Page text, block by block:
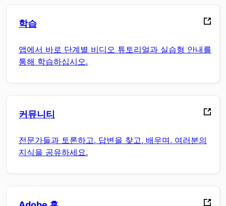
학습
앱에서 바로 단계별 비디오 튜토리얼과 실습형 안내를
통해 학습하십시오.
커뮤니티
전문가들과 토론하고, 답변을 찾고, 배우며, 여러분의
지식을 공유하세요.